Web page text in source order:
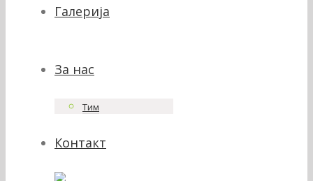
Галерија
За нас
Тим
Контакт